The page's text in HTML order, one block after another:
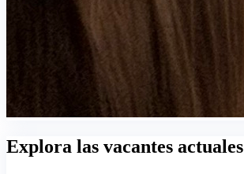
Explora las vacantes actuales